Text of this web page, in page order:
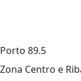
Porto 89.5
Zona Centro e